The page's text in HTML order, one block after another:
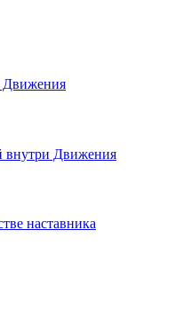
Движения
внутри Движения
наставника